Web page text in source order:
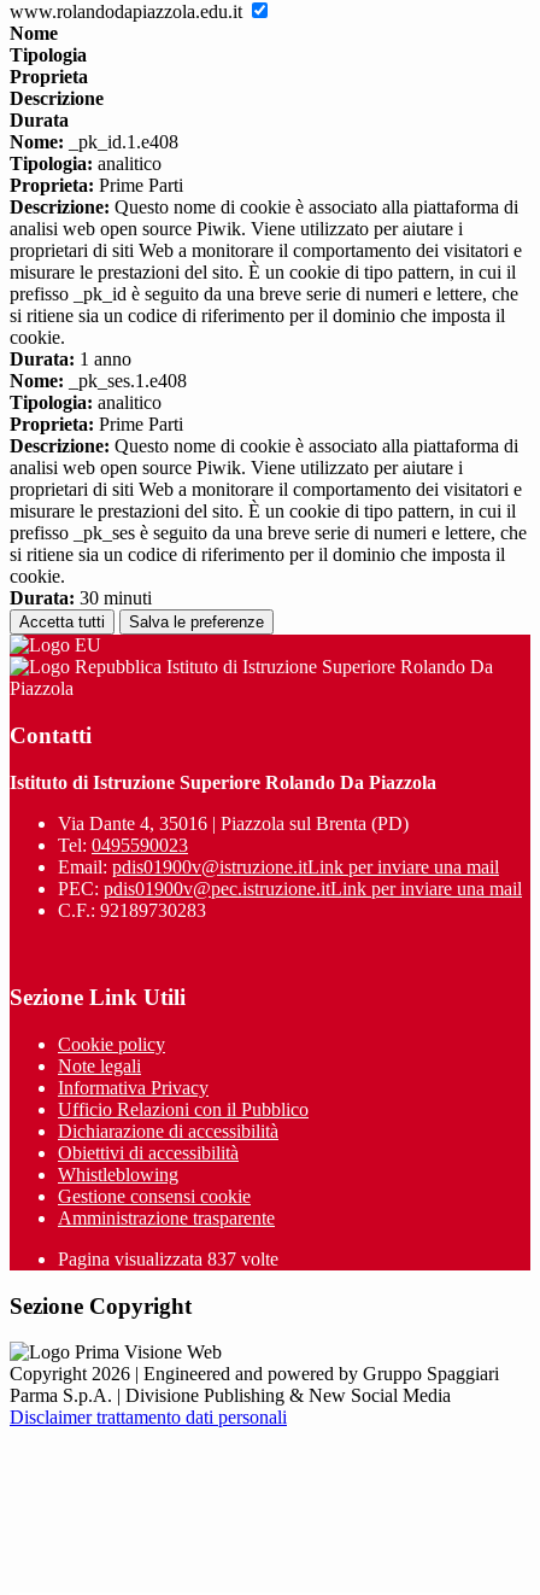
www.rolandodapiazzola.edu.it
Nome
Tipologia
Proprieta
Descrizione
Durata
Nome: _pk_id.1.e408
Tipologia: analitico
Proprieta: Prime Parti
Descrizione: Questo nome di cookie è associato alla piattaforma di
analisi web open source Piwik. Viene utilizzato per aiutare i
proprietari di siti Web a monitorare il comportamento dei visitatori e
misurare le prestazioni del sito. È un cookie di tipo pattern, in cui il
prefisso _pk_id è seguito da una breve serie di numeri e lettere, che
si ritiene sia un codice di riferimento per il dominio che imposta il
cookie.
Durata: 1 anno
Nome: _pk_ses.1.e408
Tipologia: analitico
Proprieta: Prime Parti
Descrizione: Questo nome di cookie è associato alla piattaforma di
analisi web open source Piwik. Viene utilizzato per aiutare i
proprietari di siti Web a monitorare il comportamento dei visitatori e
misurare le prestazioni del sito. È un cookie di tipo pattern, in cui il
prefisso _pk_ses è seguito da una breve serie di numeri e lettere, che
si ritiene sia un codice di riferimento per il dominio che imposta il
cookie.
Durata: 30 minuti
Accetta tutti Salva le preferenze
Istituto di Istruzione Superiore Rolando Da
Piazzola
Contatti
Istituto di Istruzione Superiore Rolando Da Piazzola
Via Dante 4, 35016 | Piazzola sul Brenta (PD)
Tel: 0495590023
Email: pdis01900v@istruzione.itLink per inviare una mail
PEC: pdis01900v@pec.istruzione.itLink per inviare una mail
C.F.: 92189730283
Sezione Link Utili
Cookie policy
Note legali
Informativa Privacy
Ufficio Relazioni con il Pubblico
Dichiarazione di accessibilità
Obiettivi di accessibilità
Whistleblowing
Gestione consensi cookie
Amministrazione trasparente
Pagina visualizzata 837 volte
Sezione Copyright
Copyright 2026 | Engineered and powered by Gruppo Spaggiari
Parma S.p.A. | Divisione Publishing & New Social Media
Disclaimer trattamento dati personali